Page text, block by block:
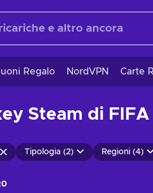
Regalo NordVPN Carte
Steam di FIFA
Tipologia (2) Regioni (4)